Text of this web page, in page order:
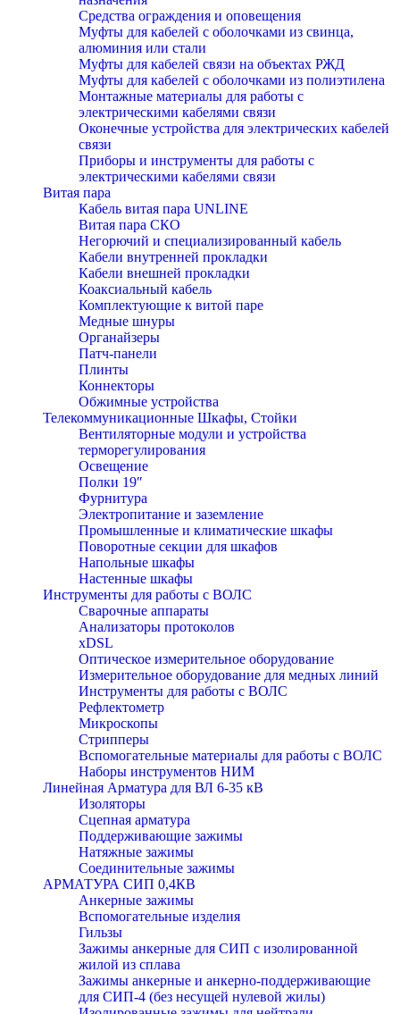
Средства ограждения и оповещения
Муфты для кабелей с оболочками из свинца,
алюминия или стали
Муфты для кабелей связи на объектах РЖД
Муфты для кабелей с оболочками из полиэтилена
Монтажные материалы для работы с
электрическими кабелями связи
Оконечные устройства для электрических кабелей
связи
Приборы и инструменты для работы с
электрическими кабелями связи
Витая пара
Кабель витая пара UNLINE
Витая пара СКО
Негорючий и специализированный кабель
Кабели внутренней прокладки
Кабели внешней прокладки
Коаксиальный кабель
Комплектующие к витой паре
Медные шнуры
Органайзеры
Патч-панели
Плинты
Коннекторы
Обжимные устройства
Телекоммуникационные Шкафы, Стойки
Вентиляторные модули и устройства
терморегулирования
Освещение
Полки 19″
Фурнитура
Электропитание и заземление
Промышленные и климатические шкафы
Поворотные секции для шкафов
Напольные шкафы
Настенные шкафы
Инструменты для работы с ВОЛС
Сварочные аппараты
Анализаторы протоколов
xDSL
Оптическое измерительное оборудование
Измерительное оборудование для медных линий
Инструменты для работы с ВОЛС
Рефлектометр
Микроскопы
Стрипперы
Вспомогательные материалы для работы с ВОЛС
Наборы инструментов НИМ
Линейная Арматура для ВЛ 6-35 кВ
Изоляторы
Сцепная арматура
Поддерживающие зажимы
Натяжные зажимы
Соединительные зажимы
АРМАТУРА СИП 0,4КВ
Анкерные зажимы
Вспомогательные изделия
Гильзы
Зажимы анкерные для СИП с изолированной
жилой из сплава
Зажимы анкерные и анкерно-поддерживающие
для СИП-4 (без несущей нулевой жилы)